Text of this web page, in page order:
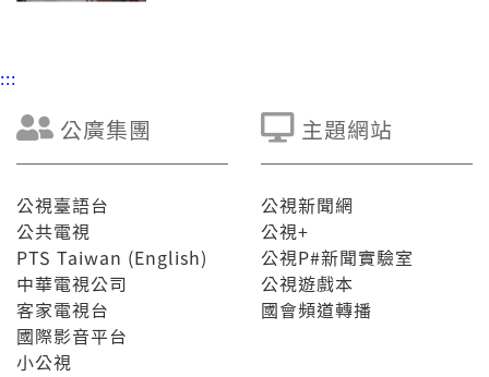
:::
公廣集團
公視臺語台
公共電視
PTS Taiwan (English)
中華電視公司
客家電視台
國際影音平台
小公視
主題網站
公視新聞網
公視+
公視P#新聞實驗室
公視遊戲本
國會頻道轉播